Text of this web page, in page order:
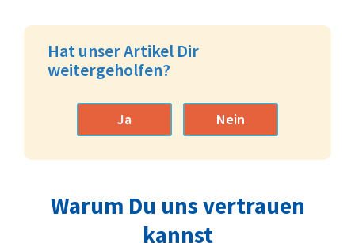
Hat unser Artikel Dir
weitergeholfen?
Ja Nein
Warum Du uns vertrauen
kannst